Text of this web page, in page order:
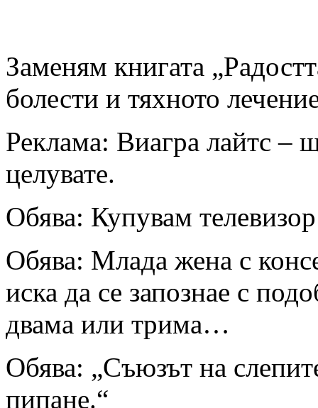
Заменям книгата
болести и тяхното
Реклама: Виагра лайтс –
целувате.
Обява: Купувам
Обява: Mлада жена с
иска да се запознае с
двама или трима…
Обява: „Съюзът на
пипане.“